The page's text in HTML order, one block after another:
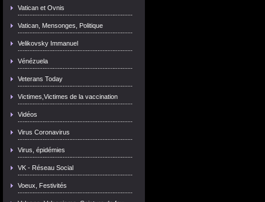
Vatican et Ovnis
Vatican, Mensonges, Politique
Velikovsky Immanuel
Vénézuela
Veterans Today
Victimes,Victimes de la vaccination
Vidéos
Virus Coronavirus
Virus, épidémies
VK - Réseau Social
Voeux, Festivités